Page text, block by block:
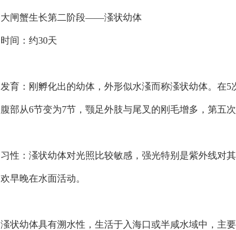
大闸蟹生长第二阶段——溞状幼体
时间：约30天
发育：刚孵化出的幼体，外形似水溞而称溞状幼体。在5
腹部从6节变为7节，颚足外肢与尾叉的刚毛增多，第五
习性：溞状幼体对光照比较敏感，强光特别是紫外线对
欢早晚在水面活动。
溞状幼体具有溯水性，生活于入海口或半咸水域中，主